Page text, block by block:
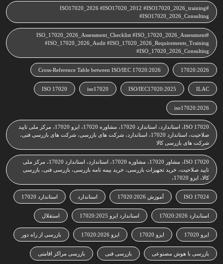
#ISO17020_2026 #ISO17020_2012 #ISO17020_2026_training
#ISO17020_2026_Consulting
#ISO_17020_2026_Assessment_Checklist #ISO_17020_2026_Assessment
#ISO_17020_2026_Audit #ISO_17020_2026_Requirements_Training
#ISO_17020_2026_Consulting
17020:2026
Cross‑Reference Table between ISO/IEC 17020:2026
ILAC
ISO/IEC17020:2025
iso17020
ISO 17020
iso17020:2026
ISO 17020، استاندارد، استاندارد 17020، مشاوره 17020، ایزو 17020، مرکز ملی تایید
صلاحیت، استاندارد 17020، استاندارد، شرکت های بازرسی، شرکت های بازرسی فنی،
شرکت های بازرسی کالا
ISO 17020، مشاور 17020، مشاوره 17020، استاندارد، استاندارد 17020، مرکز ملی
تایید صلاحیت، خرید تجهیزات بازرسی، خرید بیمه نامه بازرسی، بازرسی فنی، بازرسی
کالا، ایزو 17020،
ISO 17024 آموزش 17020:2026 استاندارد استاندارد 17020
استاندارد 17020:2026 استاندارد ایزو 17020:2025 استقلال
ایرو 17020 ایزو 17020 ایزو 17020:2026 بازرسی از راه دور
بازرسی با هوش مصنوعی بازرسی فنی بازرسی مراکز اقامتی